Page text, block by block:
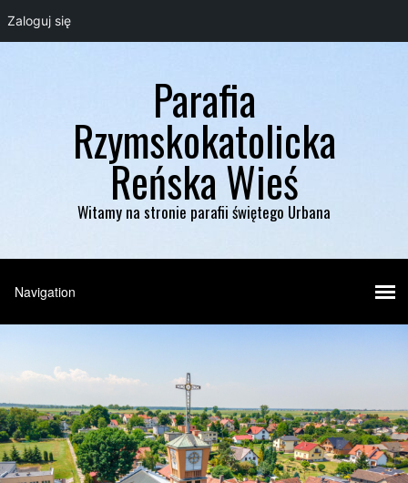
Parafia
Rzymskokatolicka
Reńska Wieś
Witamy na stronie parafii świętego Urbana
Zaloguj się